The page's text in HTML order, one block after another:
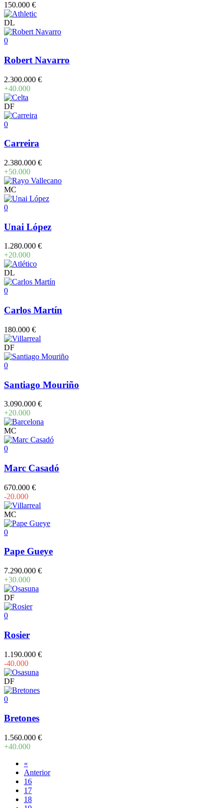
150.000 €
DL
0
Robert Navarro
2.300.000 €
+40.000
DF
0
Carreira
2.380.000 €
+50.000
MC
0
Unai López
1.280.000 €
+20.000
DL
0
Carlos Martín
180.000 €
DF
0
Santiago Mouriño
3.090.000 €
+20.000
MC
0
Marc Casadó
670.000 €
-20.000
MC
0
Pape Gueye
7.290.000 €
+30.000
DF
0
Rosier
1.190.000 €
-40.000
DF
0
Bretones
1.560.000 €
+40.000
«
Anterior
16
17
18